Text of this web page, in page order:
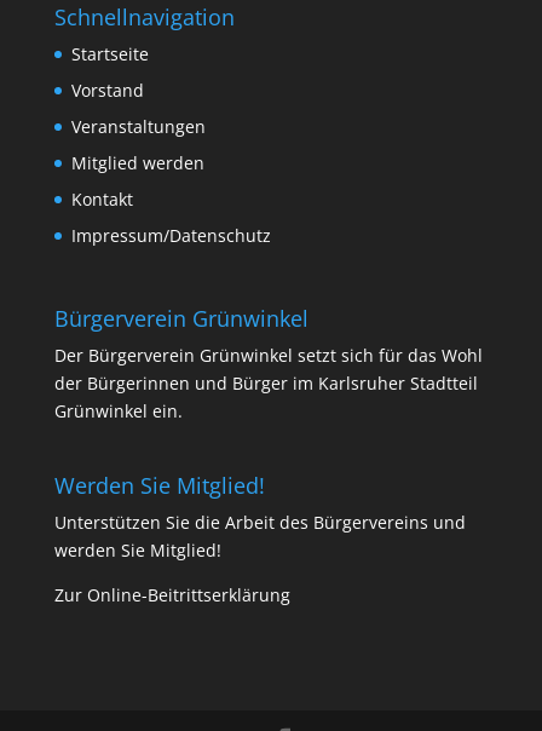
Schnellnavigation
Startseite
Vorstand
Veranstaltungen
Mitglied werden
Kontakt
Impressum/Datenschutz
Bürgerverein Grünwinkel
Der Bürgerverein Grünwinkel setzt sich für das Wohl
der Bürgerinnen und Bürger im Karlsruher Stadtteil
Grünwinkel ein.
Werden Sie Mitglied!
Unterstützen Sie die Arbeit des Bürgervereins und
werden Sie Mitglied!
Zur Online-Beitrittserklärung